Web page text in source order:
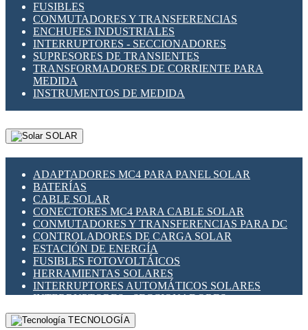
FUSIBLES
CONMUTADORES Y TRANSFERENCIAS
ENCHUFES INDUSTRIALES
INTERRUPTORES - SECCIONADORES
SUPRESORES DE TRANSIENTES
TRANSFORMADORES DE CORRIENTE PARA
MEDIDA
INSTRUMENTOS DE MEDIDA
SOLAR
ADAPTADORES MC4 PARA PANEL SOLAR
BATERÍAS
CABLE SOLAR
CONECTORES MC4 PARA CABLE SOLAR
CONMUTADORES Y TRANSFERENCIAS PARA DC
CONTROLADORES DE CARGA SOLAR
ESTACIÓN DE ENERGÍA
FUSIBLES FOTOVOLTÁICOS
HERRAMIENTAS SOLARES
INTERRUPTORES AUTOMÁTICOS SOLARES
INTERRUPTORES - SECCIONADORES
FOTOVOLTÁICOS
MONTAJE PANEL SOLAR
TECNOLOGÍA